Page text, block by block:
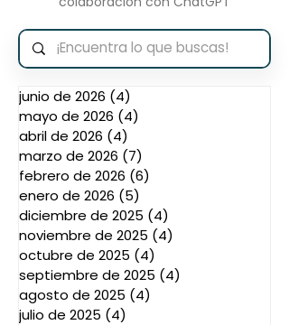
junio de 2026 (4)
mayo de 2026 (4)
abril de 2026 (4)
marzo de 2026 (7)
febrero de 2026 (6)
enero de 2026 (5)
diciembre de 2025 (4)
noviembre de 2025 (4)
octubre de 2025 (4)
septiembre de 2025 (4)
agosto de 2025 (4)
julio de 2025 (4)